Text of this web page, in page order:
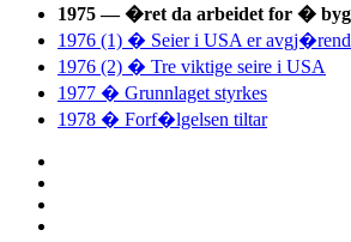
1975 — �ret da arbeidet for �
1976 (1) � Seier i USA er
1976 (2) � Tre viktige seire i USA
1977 � Grunnlaget styrkes
1978 � Forf�lgelsen tiltar